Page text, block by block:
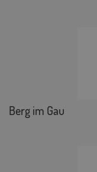
Berg im Gau